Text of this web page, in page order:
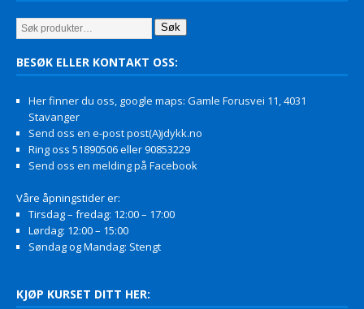
Søk
BESØK ELLER KONTAKT OSS:
Her finner du oss, google maps: Gamle Forusvei 11, 4031
Stavanger
Send oss en e-post post(A)jdykk.no
Ring oss 51890506 eller 90853229
Send oss en melding på Facebook
Våre åpningstider er:
Tirsdag – fredag: 12:00 – 17:00
Lørdag: 12:00 – 15:00
Søndag og Mandag: Stengt
KJØP KURSET DITT HER: